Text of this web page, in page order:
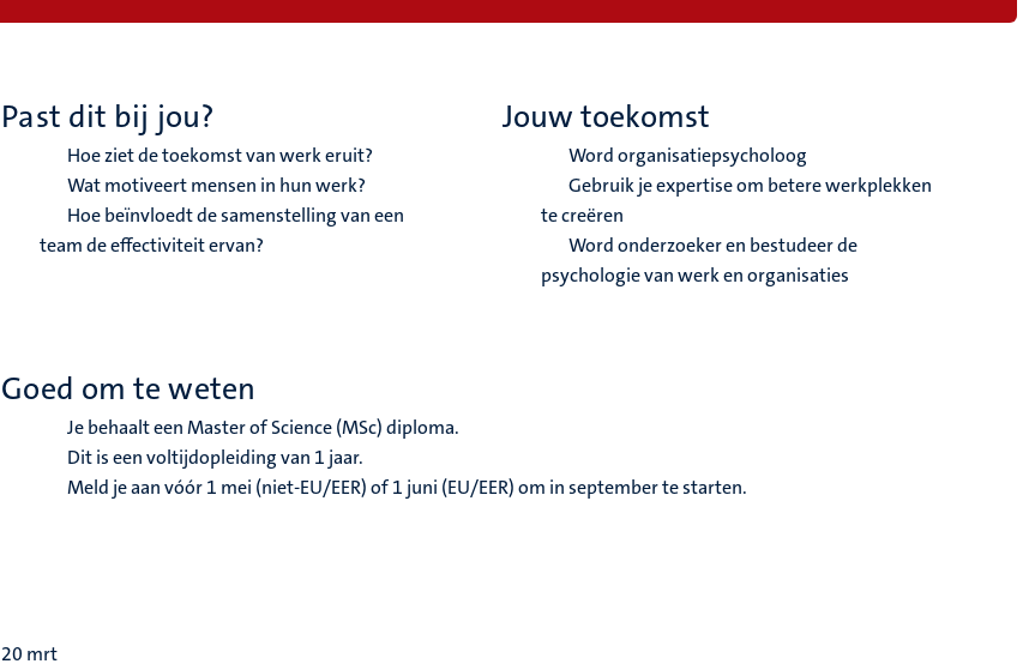
Past dit bij jou?
Hoe ziet de toekomst van werk eruit?
Wat motiveert mensen in hun werk?
Hoe beïnvloedt de samenstelling van een
team de effectiviteit ervan?
Jouw toekomst
Word organisatiepsycholoog
Gebruik je expertise om betere werkplekken
te creëren
Word onderzoeker en bestudeer de
psychologie van werk en organisaties
Goed om te weten
Je behaalt een Master of Science (MSc) diploma.
Dit is een voltijdopleiding van 1 jaar.
Meld je aan vóór 1 mei (niet-EU/EER) of 1 juni (EU/EER) om in september te starten.
20 mrt